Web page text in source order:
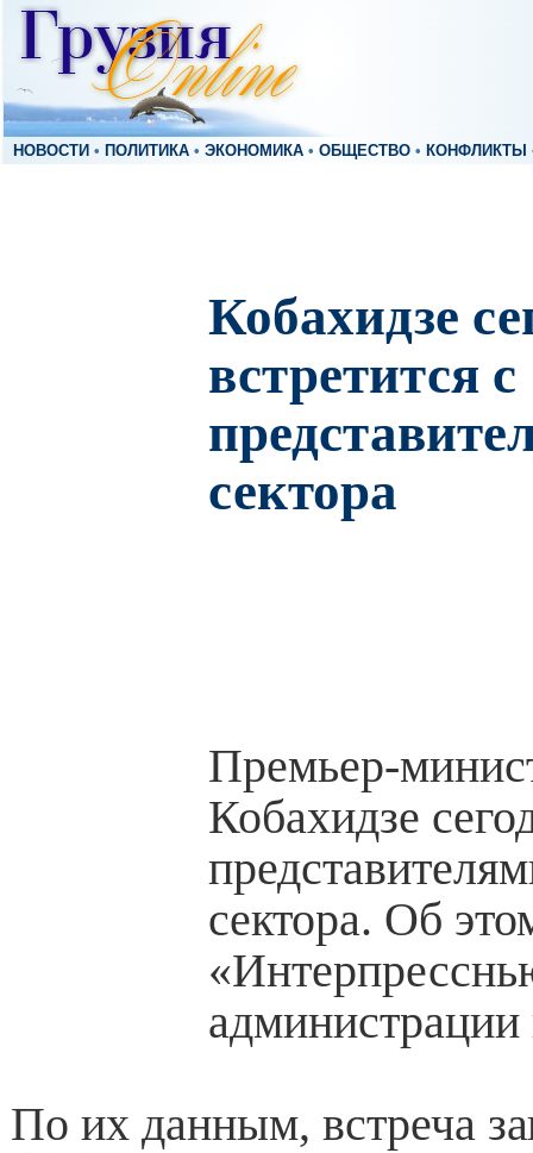
НОВОСТИ • ПОЛИТИКА • ЭКОНОМИКА • ОБЩЕСТВО • КОНФЛИКТЫ
Кобахидзе
встретится с
сектора
Премьер-
Кобахидзе
сектора. Об
администрации
По их данным, встреча